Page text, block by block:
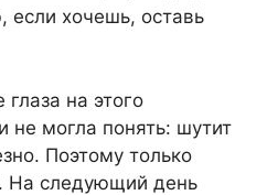
если хочешь, оставь
на этого
не могла понять: шутит
Поэтому только
На следующий день